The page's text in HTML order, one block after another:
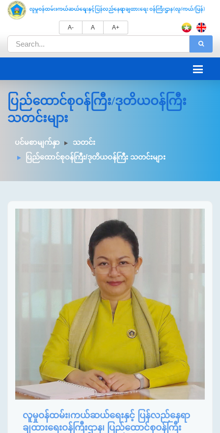
A- A A+
ပြည်ထောင်စုဝန်ကြီး/ဒုတိယဝန်ကြီး
သတင်းများ
ပင်မစာမျက်နှာ
သတင်း
ပြည်ထောင်စုဝန်ကြီး/ဒုတိယဝန်ကြီး သတင်းများ
လူမှုဝန်ထမ်း၊ကယ်ဆယ်ရေးနှင့် ပြန်လည်နေရာ
ချထားရေးဝန်ကြီးဌာန၊ ပြည်ထောင်စုဝန်ကြီး